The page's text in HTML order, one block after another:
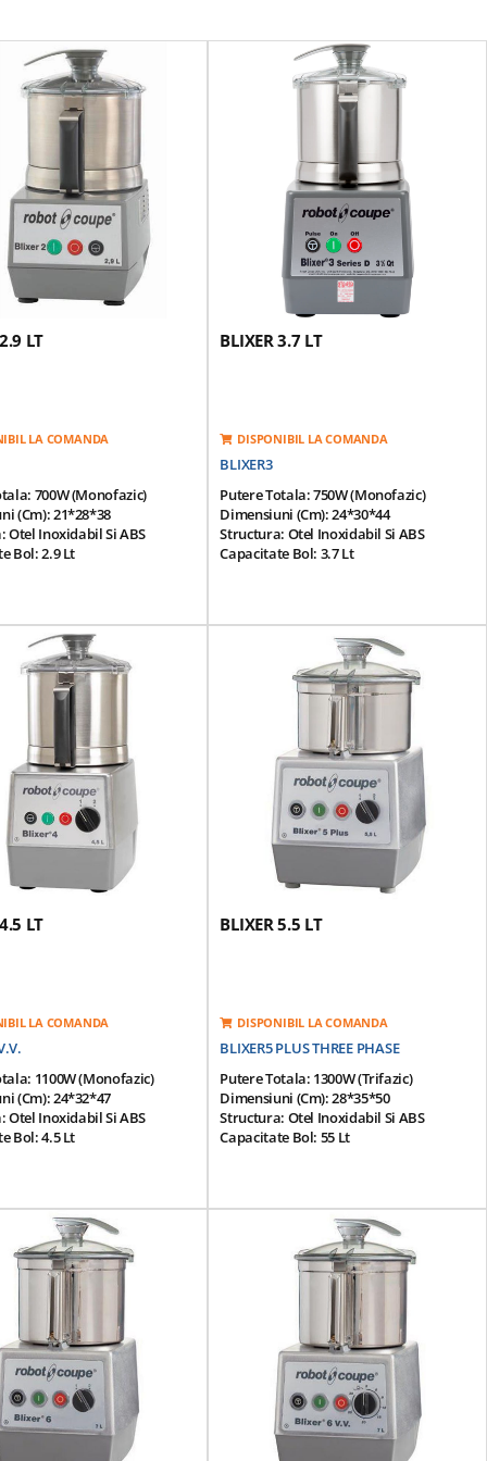
LT
LA COMANDA
700W (monofazic)
(cm): 21*28*38
Otel Inoxidabil Si ABS
Bol: 2.9 Lt
Sistem Magnetic De
Si Frana De Motor
Din Otel Inoxidabil
Capac Sigilat Echipat Cu Un
Cutit Zimtat Fin.
BLIXER 3.7 LT
DISPONIBIL LA COMANDA
BLIXER3
Putere Totala: 750W (monofazic)
Dimensiuni (cm): 24*30*44
Structura: Otel Inoxidabil Si ABS
Capacitate Bol: 3.7 Lt
Motor Cu Inductie: Sistem Magnetic De
Siguranta Si Frana De Motor
Contine: Bol Din Otel Inoxidabil
Detasabil; Capac Sigilat Echipat Cu Un
Bol Si O Razatoare; Bol Cu Capacitate
Mare Pentru Lichide;cutit Cu Lama
Zimtata Fin.
Greutate: 13 Kg
LT
LA COMANDA
1100W (monofazic)
(cm): 24*32*47
Otel Inoxidabil Si ABS
Bol: 4.5 Lt
Alimentare: 220V/50Hz
Inductie: Sistem Magnetic De
Si Frana De Motor
Din Otel Inoxidabil
Capac Sigilat Echipat Cu Un
Bol Cu Capacitate
Lichide; Cutit Cu Lama
17 Kg
BLIXER 5.5 LT
DISPONIBIL LA COMANDA
BLIXER5 PLUS THREE PHASE
Putere Totala: 1300W (trifazic)
Dimensiuni (cm): 28*35*50
Structura: Otel Inoxidabil Si ABS
Capacitate Bol: 55 Lt
Tensiune De Alimentare: 380V/50Hz
Motor Cu Inductie: Sistem Magnetic De
Siguranta Si Frana De Motor
Contine: Bol Din Otel Inoxidabil
Detasabil; Capac Sigilat Echipat Cu Un
Bol Si O Razatoare; Bol Cu Capacitate
Mare Pentru Lichide;cutit Cu Lama
Zimtata Fin.
Greutate: 24 Kg